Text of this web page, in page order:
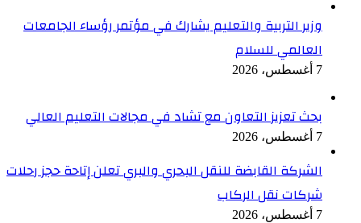
وزير التربية والتعليم يشارك في مؤتمر رؤساء الجامعات
العالمي للسلام
7 أغسطس، 2026
بحث تعزيز التعاون مع تشاد في مجالات التعليم العالي
7 أغسطس، 2026
الشركة القابضة للنقل البحري والبري تعلن إتاحة حجز رحلات
شركات نقل الركاب
7 أغسطس، 2026